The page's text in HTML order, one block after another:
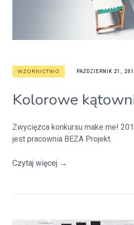
WZORNICTWO PAŹDZIERNIK 21,
Kolorowe
Zwycięzca konkursu make me!
jest pracownia BEZA Projekt.
Czytaj więcej →